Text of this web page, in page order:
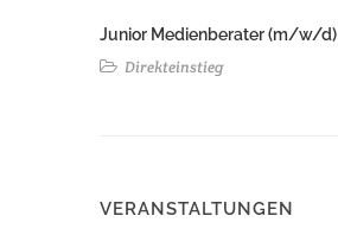
Junior Medienberater (m/w/d)
Direkteinstieg
VERANSTALTUNGEN